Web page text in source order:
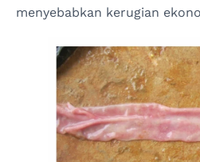
menyebabkan kerugian